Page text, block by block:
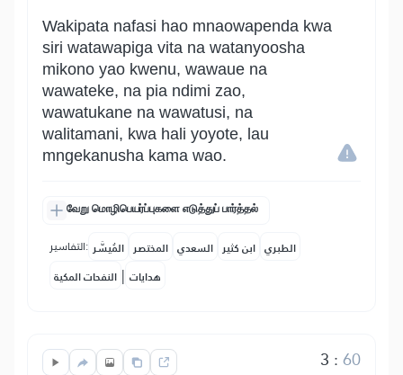
Wakipata nafasi hao mnaowapenda kwa
siri watawapiga vita na watanyoosha
mikono yao kwenu, wawaue na
wawateke, na pia ndimi zao,
wawatukane na wawatusi, na
walitamani, kwa hali yoyote, lau
mngekanusha kama wao.
வேறு மொழிபெயர்ப்புகளை எடுத்துப் பார்த்தல்
التفاسير: المُيسَّر المختصر السعدي ابن كثير الطبري
النفحات المكية | هدايات
3 :60